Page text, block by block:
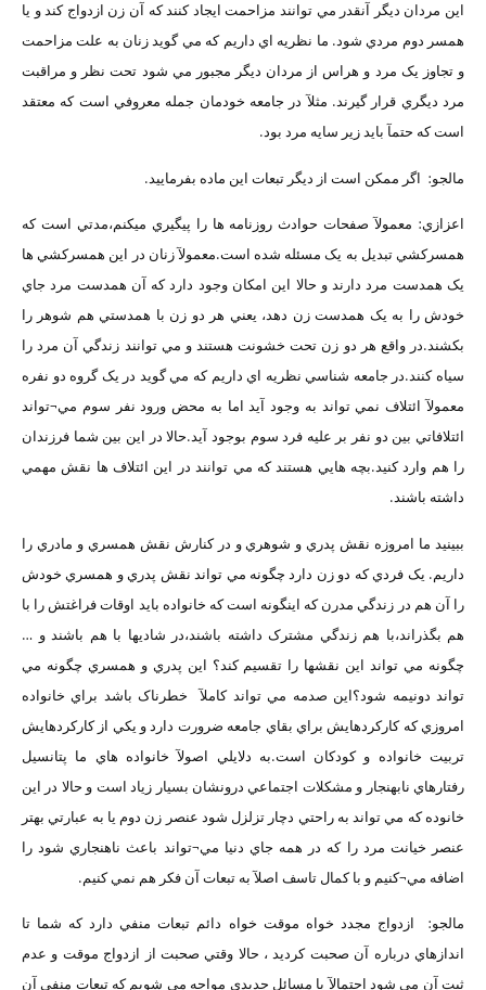
اين مردان ديگر آنقدر مي توانند مزاحمت ايجاد کنند که آن زن ازدواج کند و يا
همسر دوم مردي شود. ما نظريه اي داريم که مي گويد زنان به علت مزاحمت
و تجاوز يک مرد و هراس از مردان ديگر مجبور مي شود تحت نظر و مراقبت
مرد ديگري قرار گيرند. مثلآ در جامعه خودمان جمله معروفي است که معتقد
است که حتمآ بايد زير سايه مرد بود.
مالجو: اگر ممکن است از ديگر تبعات اين ماده بفرماييد.
اعزازي: معمولآ صفحات حوادث روزنامه ها را پيگيري ميکنم،مدتي است که
همسرکشي تبديل به يک مسئله شده است.معمولآ زنان در اين همسرکشي ها
يک همدست مرد دارند و حالا اين امکان وجود دارد که آن همدست مرد جاي
خودش را به يک همدست زن دهد، يعني هر دو زن با همدستي هم شوهر را
بکشند.در واقع هر دو زن تحت خشونت هستند و مي توانند زندگي آن مرد را
سياه کنند.در جامعه شناسي نظريه اي داريم که مي گويد در يک گروه دو نفره
معمولآ ائتلاف نمي تواند به وجود آيد اما به محض ورود نفر سوم مي¬تواند
ائتلافاتي بين دو نفر بر عليه فرد سوم بوجود آيد.حالا در اين بين شما فرزندان
را هم وارد کنيد.بچه هايي هستند که مي توانند در اين ائتلاف ها نقش مهمي
داشته باشند.
ببينيد ما امروزه نقش پدري و شوهري و در کنارش نقش همسري و مادري را
داريم. يک فردي که دو زن دارد چگونه مي تواند نقش پدري و همسري خودش
را آن هم در زندگي مدرن که اينگونه است که خانواده بايد اوقات فراغتش را با
هم بگذراند،با هم زندگي مشترک داشته باشند،در شاديها با هم باشند و …
چگونه مي تواند اين نقشها را تقسيم کند؟ اين پدري و همسري چگونه مي
تواند دونيمه شود؟اين صدمه مي تواند کاملآ خطرناک باشد براي خانواده
امروزي که کارکردهايش براي بقاي جامعه ضرورت دارد و يکي از کارکردهايش
تربيت خانواده و کودکان است.به دلايلي اصولآ خانواده هاي ما پتانسيل
رفتارهاي نابهنجار و مشکلات اجتماعي درونشان بسيار زياد است و حالا در اين
خانوده که مي تواند به راحتي دچار تزلزل شود عنصر زن دوم يا به عبارتي بهتر
عنصر خيانت مرد را که در همه جاي دنيا مي¬تواند باعث ناهنجاري شود را
اضافه مي¬کنيم و با کمال تاسف اصلآ به تبعات آن فکر هم نمي کنيم.
مالجو: ازدواج مجدد خواه موقت خواه دائم تبعات منفي دارد که شما تا
اندازهاي درباره آن صحبت کرديد ، حالا وقتي صحبت از ازدواج موقت و عدم
ثبت آن مي شود احتمالآ با مسائل جديدي مواجه مي شويم که تبعات منفي آن